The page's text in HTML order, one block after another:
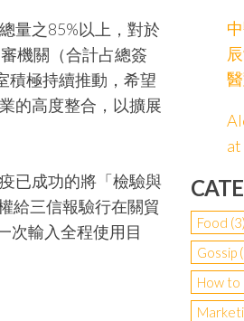
量之85%以上，對於
機關（合計占總簽
積極持續推動，希望
的高度整合，以擴展
已成功的將「檢驗與
給三信報驗行在關貿
次輸入全程使用目
Food (3)
Gossip
How to